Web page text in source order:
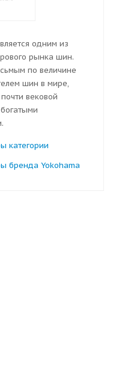
одним из
рынка шин.
по величине
шин в мире,
вековой
категории
бренда Yokohama